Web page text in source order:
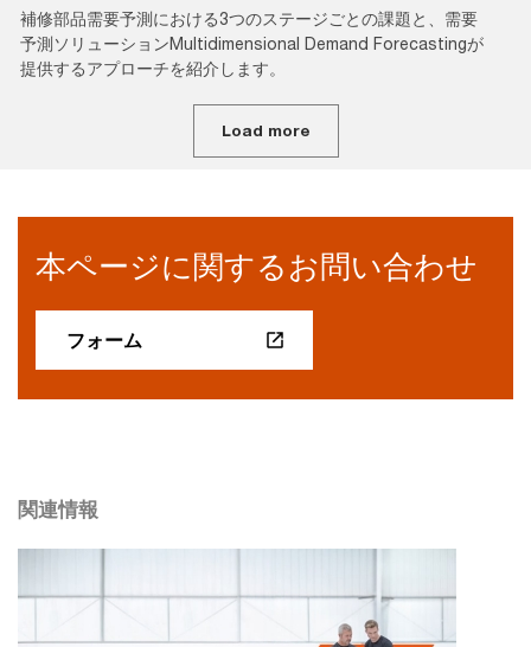
補修部品需要予測における3つのステージごとの課題と、需要
予測ソリューションMultidimensional Demand Forecastingが
提供するアプローチを紹介します。
Load more
本ページに関するお問い合わせ
フォーム
関連情報